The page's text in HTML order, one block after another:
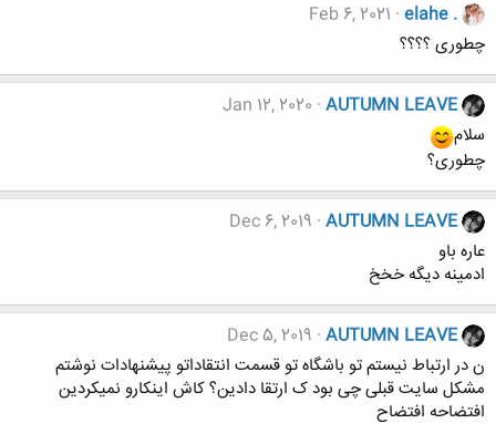
elahe .
Feb 6, 2021
چطوری ؟؟؟؟
AUTUMN LEAVE
Jan 12, 2020
سلام
چطوری؟
AUTUMN LEAVE
Dec 6, 2019
عاره باو ‌‌
ادمینه دیگه خخخ
AUTUMN LEAVE
Dec 5, 2019
ن در ارتباط نیستم تو باشگاه تو قسمت انتقاداتو پیشنهادات نوشتم
مشکل سایت قبلی چی بود ک ارتقا دادین؟ کاش اینکارو نمیکردین
افتضاحه افتضاح